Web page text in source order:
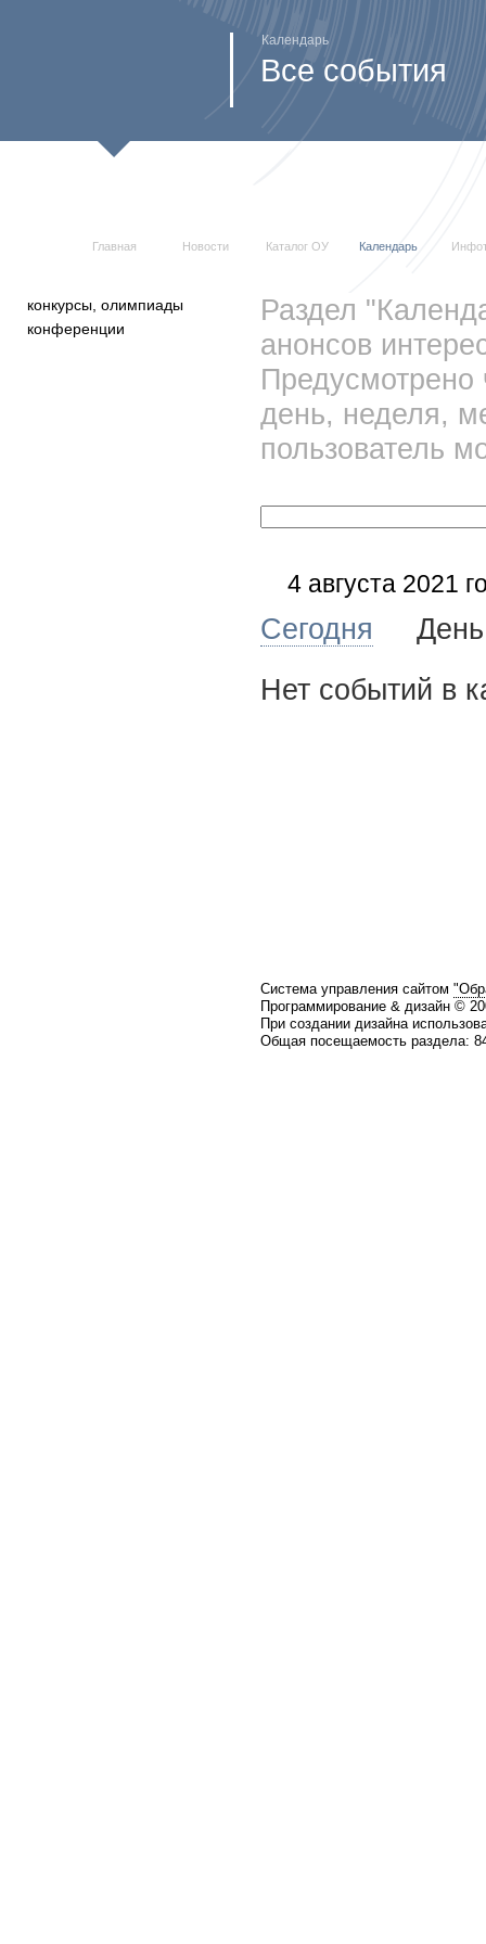
Главная Новости Каталог ОУ Календарь
Все события
Календарь
конкурсы, олимпиады
конференции
Раздел
анонсов
день, неделя,
пользователь
4 августа 2021
Сегодня
Нет событий в
Система управления сайтом
Программирование & дизайн ©
При создании дизайна
Общая посещаемость раздела: